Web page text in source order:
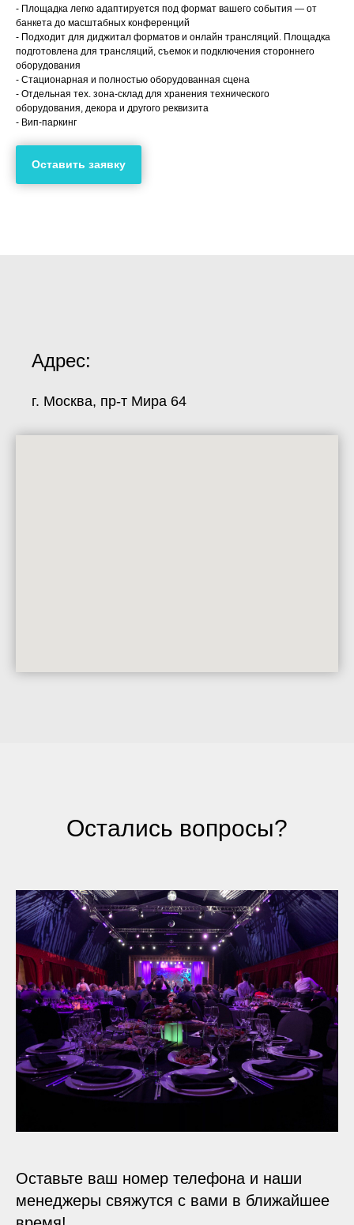
- Площадка легко адаптируется под формат вашего события — от
банкета до масштабных конференций
- Подходит для диджитал форматов и онлайн трансляций. Площадка
подготовлена для трансляций, съемок и подключения стороннего
оборудования
- Стационарная и полностью оборудованная сцена
- Отдельная тех. зона-склад для хранения технического
оборудования, декора и другого реквизита
- Вип-паркинг
Оставить заявку
Адрес:
г. Москва, пр-т Мира 64
Остались вопросы?
Оставьте ваш номер телефона и наши
менеджеры свяжутся с вами в ближайшее